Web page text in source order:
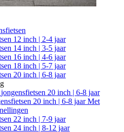
12 inch | 2-4 jaar
14 inch | 3-5 jaar
16 inch | 4-6 jaar
18 inch | 5-7 jaar
20 inch | 6-8 jaar
jongensfietsen 20 inch | 6-8 jaar
20 inch | 6-8 jaar Met
22 inch | 7-9 jaar
24 inch | 8-12 jaar